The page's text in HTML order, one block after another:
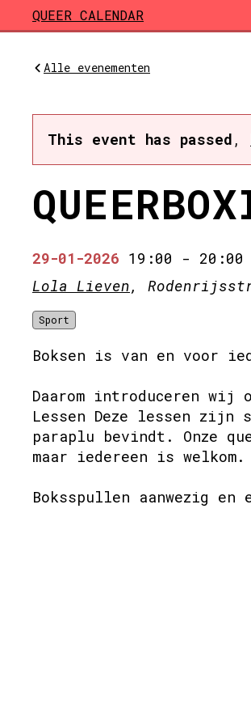
Skip to main content
QUEER CALENDAR
Alle evenementen
This event has passed ,
29-01-2026 19:00 - 20:00
Lola Lieven,
Sport
Boksen is van en voor
Daarom introduceren wij
Lessen Deze lessen zijn
paraplu bevindt. Onze
maar iedereen is welkom.
Boksspullen aanwezig